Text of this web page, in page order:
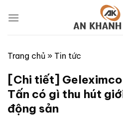
Trang chủ » Tin tức
[Chi tiết] Geleximco
Tấn có gì thu hút
động sản